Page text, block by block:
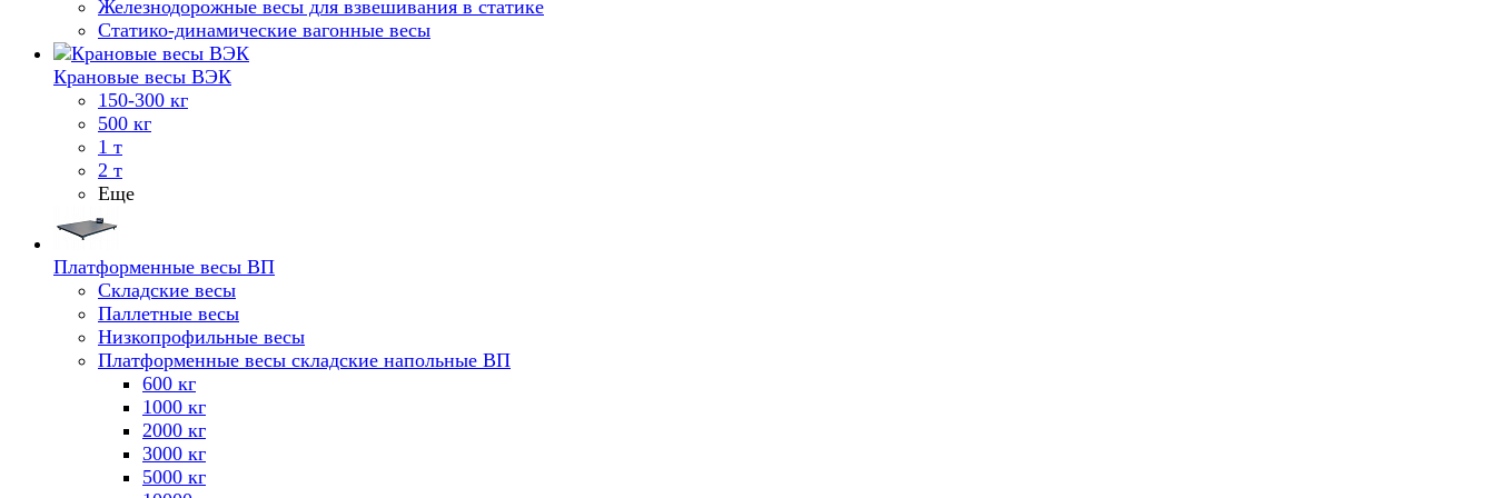
Железнодорожные весы для взвешивания в статике
Статико-динамические вагонные весы
Крановые весы ВЭК
150-300 кг
500 кг
1 т
2 т
Еще
Платформенные весы ВП
Складские весы
Паллетные весы
Низкопрофильные весы
Платформенные весы складские напольные ВП
600 кг
1000 кг
2000 кг
3000 кг
5000 кг